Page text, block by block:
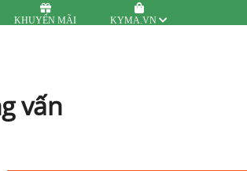
KHUYẾN MÃI KYMA.VN
vấn